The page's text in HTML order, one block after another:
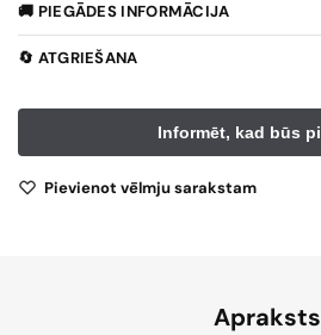
🚚 PIEGĀDES INFORMĀCIJA
🔄 ATGRIEŠANA
Pievienot vēlmju sarakstam
Apraksts